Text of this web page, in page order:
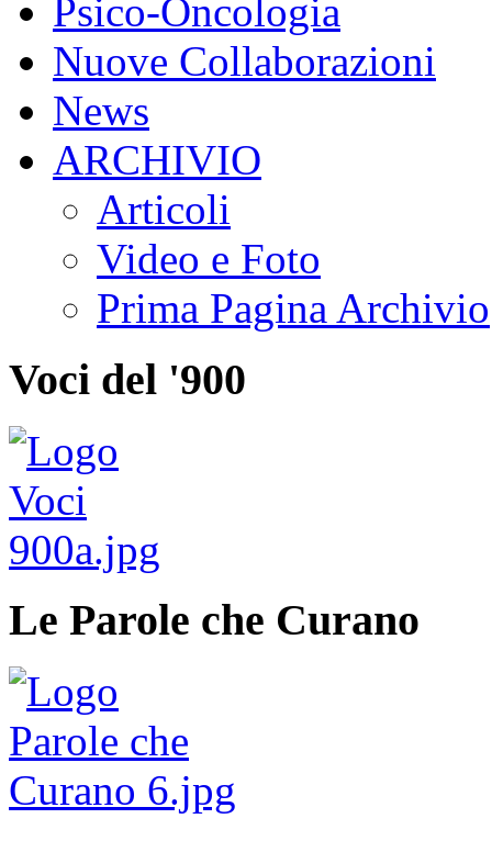
Psico-Oncologia
Nuove Collaborazioni
News
ARCHIVIO
Articoli
Video e Foto
Prima Pagina Archivio
Voci del '900
Le Parole che Curano